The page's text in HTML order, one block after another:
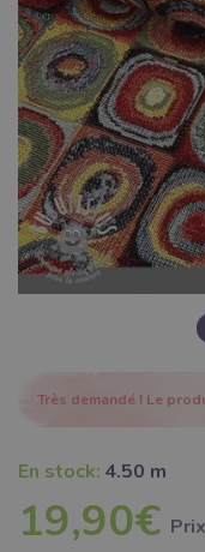
Très demandé ! Le
En stock: 4.50 m
19,90€